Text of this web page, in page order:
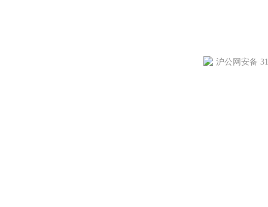
沪公网安备